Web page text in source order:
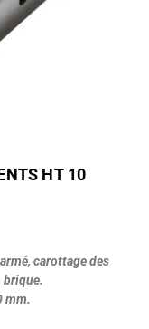
HT 10
carottage des
brique.
mm.